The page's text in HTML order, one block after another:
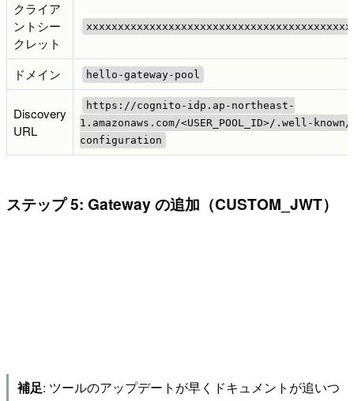
クライア
ントシー
クレット
ドメイン hello-gateway-pool
Discovery
URL
https://cognito-idp.ap-northeast-
1.amazonaws.com/<USER_POOL_ID>/.well-
configuration
ステップ 5: Gateway の追加（CUSTOM_JWT）
補足: ツールのアップデートが早くドキュメントが追いつ